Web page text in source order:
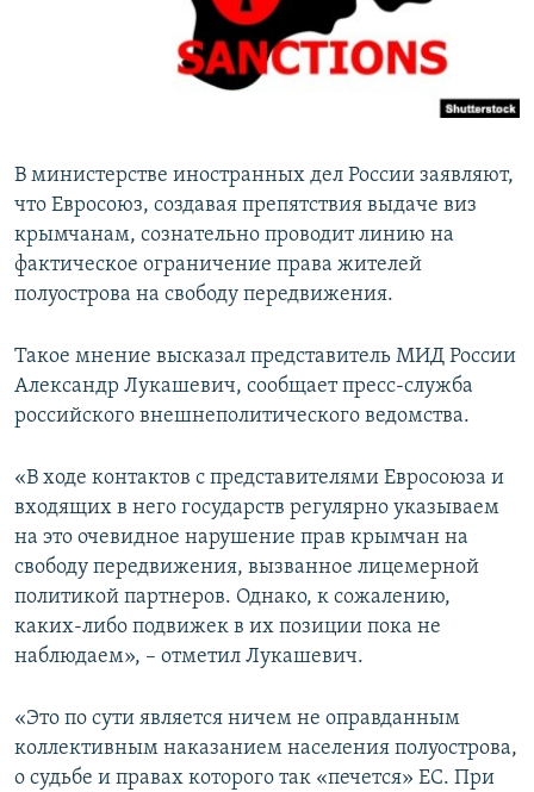
ПОБЕДИТЕЛЕЙ НЕ СУДЯТ?
КРЫМ.НЕПОКОРЕННЫЙ
Все сайты RFE/RL
В министерстве иностранных дел России заявляют,
что Евросоюз, создавая препятствия выдаче виз
крымчанам, сознательно проводит линию на
фактическое ограничение права жителей
полуострова на свободу передвижения.
Такое мнение высказал представитель МИД России
Александр Лукашевич, сообщает пресс-служба
российского внешнеполитического ведомства.
«В ходе контактов с представителями Евросоюза и
входящих в него государств регулярно указываем
на это очевидное нарушение прав крымчан на
свободу передвижения, вызванное лицемерной
политикой партнеров. Однако, к сожалению,
каких-либо подвижек в их позиции пока не
наблюдаем», – отметил Лукашевич.
«Это по сути является ничем не оправданным
коллективным наказанием населения полуострова,
о судьбе и правах которого так «печется» ЕС. При